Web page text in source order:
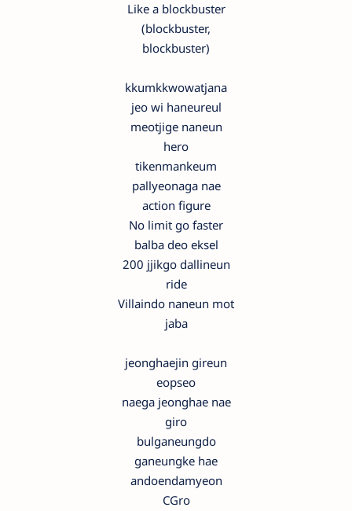
Like a blockbuster
(blockbuster,
blockbuster)
kkumkkwowatjana
jeo wi haneureul
meotjige naneun
hero
tikenmankeum
pallyeonaga nae
action figure
No limit go faster
balba deo eksel
200 jjikgo dallineun
ride
Villaindo naneun mot
jaba
jeonghaejin gireun
eopseo
naega jeonghae nae
giro
bulganeungdo
ganeungke hae
andoendamyeon
CGro